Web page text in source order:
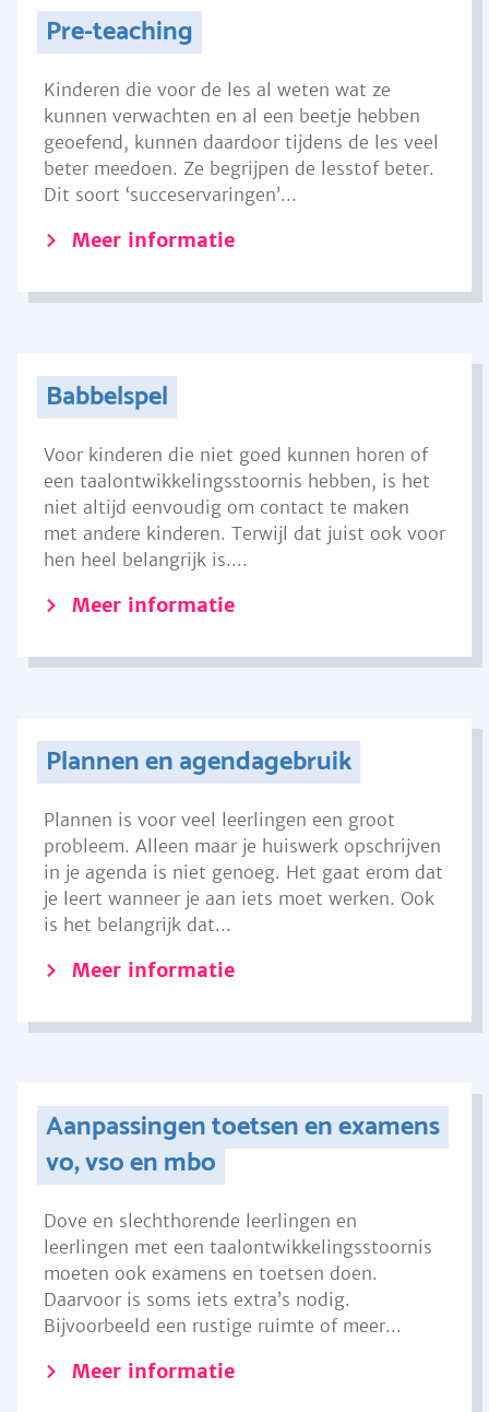
Pre-teaching
Kinderen die voor de les al weten wat ze
kunnen verwachten en al een beetje hebben
geoefend, kunnen daardoor tijdens de les veel
beter meedoen. Ze begrijpen de lesstof beter.
Dit soort ‘succeservaringen’...
Meer informatie
Babbelspel
Voor kinderen die niet goed kunnen horen of
een taalontwikkelingsstoornis hebben, is het
niet altijd eenvoudig om contact te maken
met andere kinderen. Terwijl dat juist ook voor
hen heel belangrijk is....
Meer informatie
Plannen en agendagebruik
Plannen is voor veel leerlingen een groot
probleem. Alleen maar je huiswerk opschrijven
in je agenda is niet genoeg. Het gaat erom dat
je leert wanneer je aan iets moet werken. Ook
is het belangrijk dat...
Meer informatie
Aanpassingen toetsen en examens
vo, vso en mbo
Dove en slechthorende leerlingen en
leerlingen met een taalontwikkelingsstoornis
moeten ook examens en toetsen doen.
Daarvoor is soms iets extra’s nodig.
Bijvoorbeeld een rustige ruimte of meer...
Meer informatie